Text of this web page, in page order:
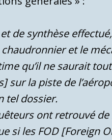
de synthèse
chaudronnier et le
qu’il ne saurait
sur la piste de
tel dossier.
ont retrouvé
si les FOD [Foreign